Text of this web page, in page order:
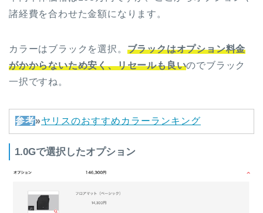
諸経費を合わせた金額になります。
カラーはブラックを選択。 ブラックはオプション料金
がかからないため安く、リセールも良いのでブラック
一択ですね。
参考»ヤリスのおすすめカラーランキング
1.0Gで選択したオプション